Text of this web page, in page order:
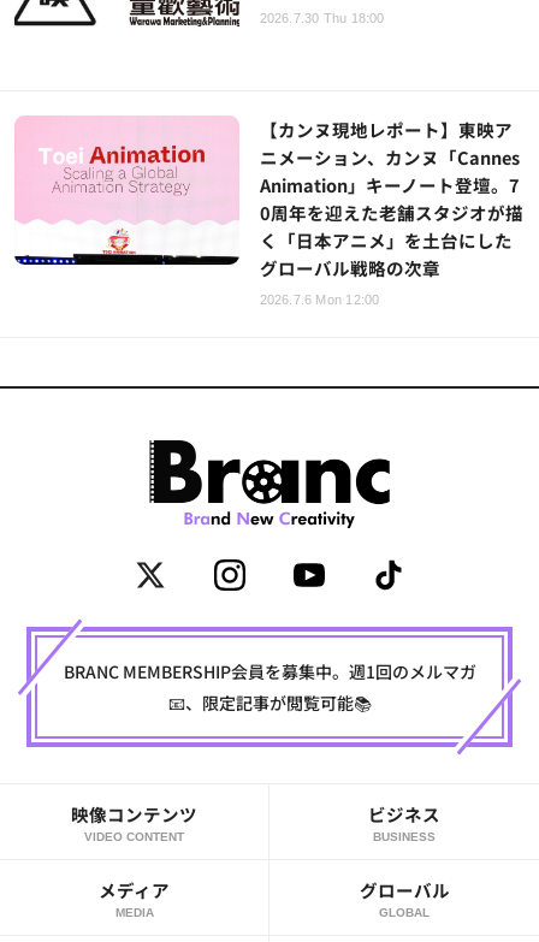
2026.7.30 Thu 18:00
【カンヌ現地レポート】東映ア
ニメーション、カンヌ「Cannes
Animation」キーノート登壇。7
0周年を迎えた老舗スタジオが描
く「日本アニメ」を土台にした
グローバル戦略の次章
2026.7.6 Mon 12:00
BRANC MEMBERSHIP会員を募集中。週1回のメルマガ
📧、限定記事が閲覧可能📚
映像コンテンツ
VIDEO CONTENT
ビジネス
BUSINESS
メディア
MEDIA
グローバル
GLOBAL